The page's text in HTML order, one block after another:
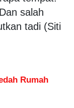
salah
tadi (Siti
Rumah